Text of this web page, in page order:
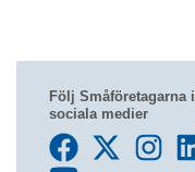
Följ Småföretagarna i
sociala medier